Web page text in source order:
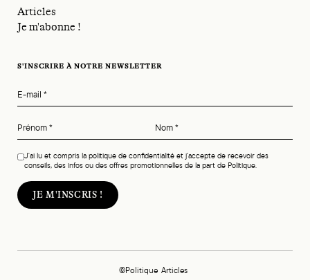
Articles
Je m'abonne !
S'INSCRIRE À NOTRE NEWSLETTER
E-mail *
Prénom* Nom*
J'ai lu et compris la politique de confidentialité et j'accepte de recevoir des
conseils, des infos ou des offres promotionnelles de la part de Politique.
©Politique Articles